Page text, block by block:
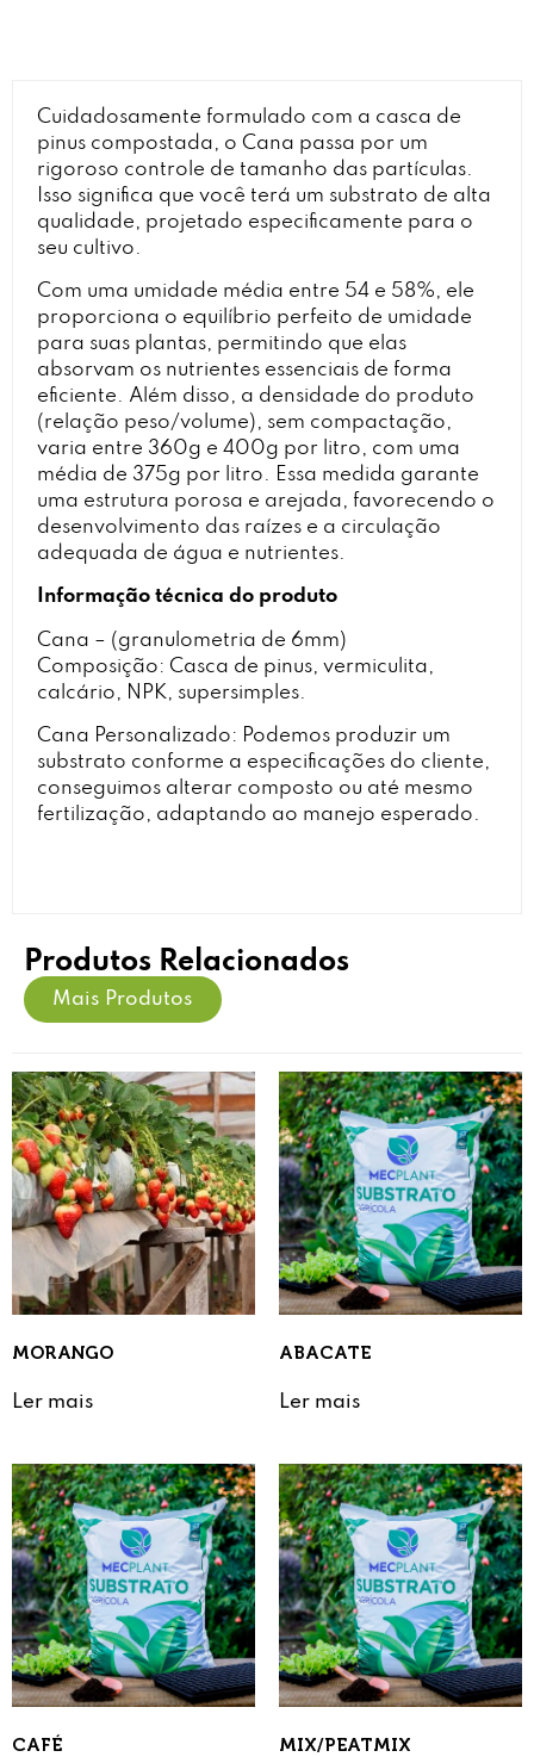
Cuidadosamente formulado com a casca de
pinus compostada, o Cana passa por um
rigoroso controle de tamanho das partículas.
Isso significa que você terá um substrato de alta
qualidade, projetado especificamente para o
seu cultivo.
Com uma umidade média entre 54 e 58%, ele
proporciona o equilíbrio perfeito de umidade
para suas plantas, permitindo que elas
absorvam os nutrientes essenciais de forma
eficiente. Além disso, a densidade do produto
(relação peso/volume), sem compactação,
varia entre 360g e 400g por litro, com uma
média de 375g por litro. Essa medida garante
uma estrutura porosa e arejada, favorecendo o
desenvolvimento das raízes e a circulação
adequada de água e nutrientes.
Informação técnica do produto
Cana – (granulometria de 6mm)
Composição: Casca de pinus, vermiculita,
calcário, NPK, supersimples.
Cana Personalizado: Podemos produzir um
substrato conforme a especificações do cliente,
conseguimos alterar composto ou até mesmo
fertilização, adaptando ao manejo esperado.
Produtos Relacionados
Mais Produtos
MORANGO
Ler mais
ABACATE
Ler mais
CAFÉ MIX/PEATMIX